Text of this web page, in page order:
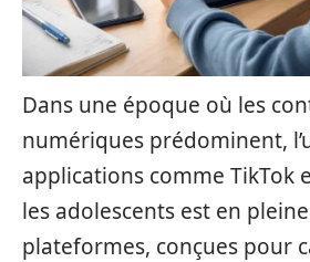
Dans une époque où les
numériques prédominent,
applications comme TikTok
les adolescents est en
plateformes, conçues pour